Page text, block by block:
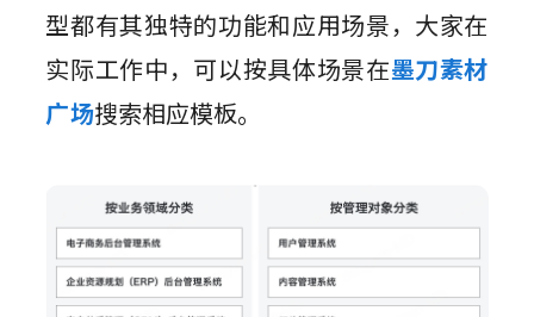
型都有其独特的功能和应用场景，大家在
实际工作中，可以按具体场景在墨刀素材
广场搜索相应模板。